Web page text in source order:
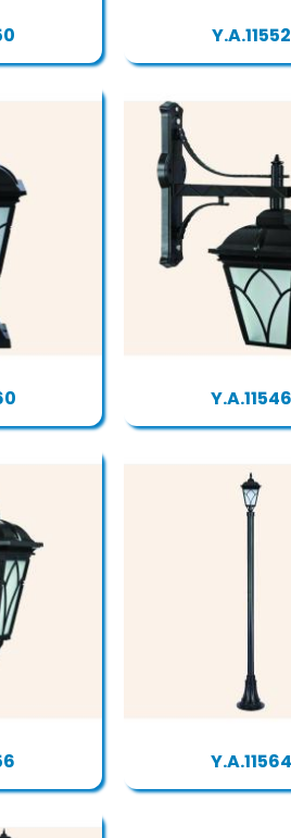
Y.A.11552
Y.A.11546
Y.A.11564